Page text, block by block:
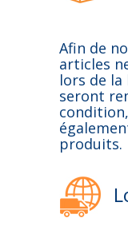
Afin de
articles
lors de la
seront
produits.